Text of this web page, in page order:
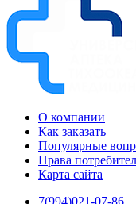
О компании
Как заказать
Популярные
Права
Карта сайта